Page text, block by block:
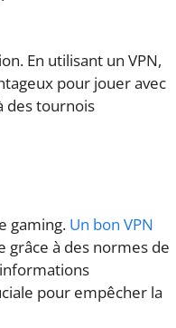
En utilisant un VPN,
pour jouer avec
des tournois
gaming. Un bon VPN
grâce à des normes de
pour empêcher la